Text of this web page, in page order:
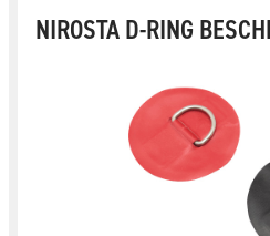
NIROSTA D-RING